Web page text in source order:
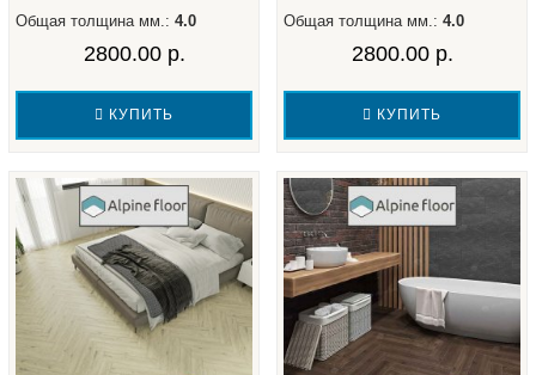
Общая толщина мм.: 4.0
2800.00 р.
КУПИТЬ
Общая толщина мм.: 4.0
2800.00 р.
КУПИТЬ